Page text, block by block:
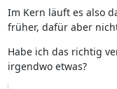
Im Kern läuft es also
früher, dafür aber
Habe ich das richtig
irgendwo etwas?